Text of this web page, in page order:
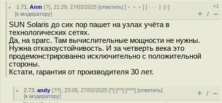
1.71 ,Anm (?), 21:29, 27/02/2025 [ответить] [ ﹢﹢﹢] [ · · ·][↑]
[к модератору]
+1
+ / –
SUN Solaris до сих пор пашет на узлах учёта в
технологических сетях.
Да, на sparc. Там вычислительные мощности не нужны.
Нужна отказоустойчивость. И за четверть века это
продемонстрированно исключительно с положительной
стороны.
Кстати, гарантия от производителя 30 лет.
2.73 ,andy (??), 23:05, 27/02/2025 [^] [^^] [^^^] [ответить]
[к модератору] + / –